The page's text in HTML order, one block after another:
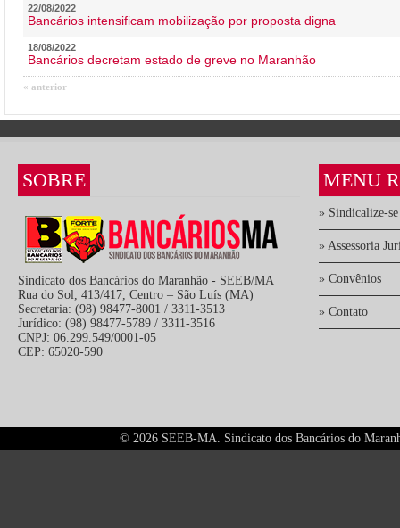
22/08/2022
Bancários intensificam mobilização por proposta digna
18/08/2022
Bancários decretam estado de greve no Maranhão
« anterior
SOBRE
Sindicato dos Bancários do Maranhão - SEEB/MA
Rua do Sol, 413/417, Centro – São Luís (MA)
Secretaria: (98) 98477-8001 / 3311-3513
Jurídico: (98) 98477-5789 / 3311-3516
CNPJ: 06.299.549/0001-05
CEP: 65020-590
MENU
» Sindicalize-se
» Assessoria
» Convênios
» Contato
© 2026 SEEB-MA. Sindicato dos Bancários do